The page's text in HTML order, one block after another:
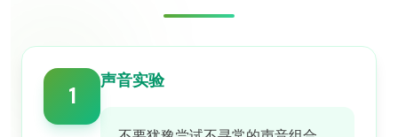
1
声音实验